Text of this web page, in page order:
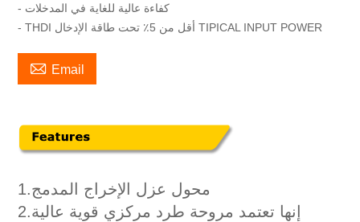
- كفاءة عالية للغاية في المدخلات
- THDI أقل من 5٪ تحت طاقة الإدخال TIPICAL INPUT POWER
 Email
1.محول عزل الإخراج المدمج
2.إنها تعتمد مروحة طرد مركزي قوية عالية